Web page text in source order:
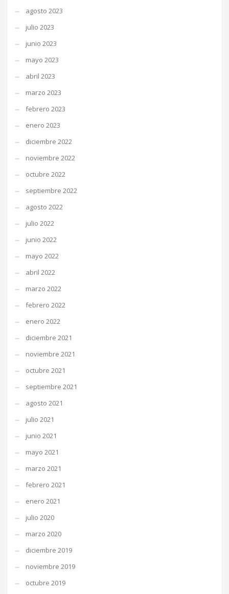
agosto 2023
julio 2023
junio 2023
mayo 2023
abril 2023
marzo 2023
febrero 2023
enero 2023
diciembre 2022
noviembre 2022
octubre 2022
septiembre 2022
agosto 2022
julio 2022
junio 2022
mayo 2022
abril 2022
marzo 2022
febrero 2022
enero 2022
diciembre 2021
noviembre 2021
octubre 2021
septiembre 2021
agosto 2021
julio 2021
junio 2021
mayo 2021
marzo 2021
febrero 2021
enero 2021
julio 2020
marzo 2020
diciembre 2019
noviembre 2019
octubre 2019